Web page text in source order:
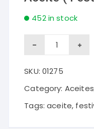
452 in stock
Aceite
Festival)
Funda
1
SKU: 01275
Category:
Tags:aceite,